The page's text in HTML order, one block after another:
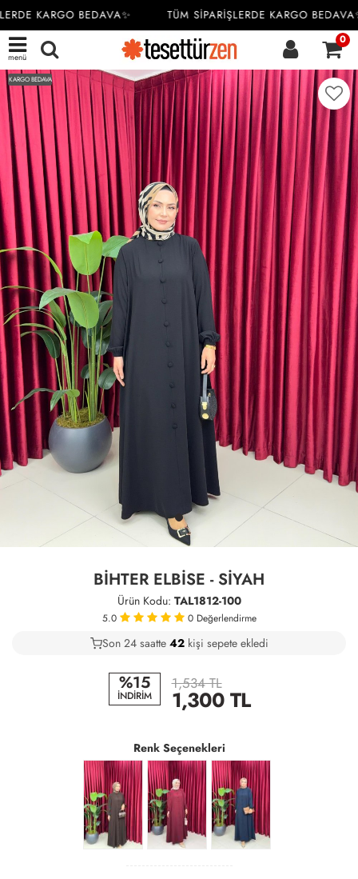
KARGO BEDAVA✨ TÜM SİPARİŞLERDE KARGO BEDAVA✨
menü
0
KARGO BEDAVA
BİHTER ELBİSE - SİYAH
Ürün Kodu: TAL1812-100
5.0 0 Değerlendirme
22
Son 24 saatte 44 kişi sepete ekledi
15
%15
İNDİRİM
1,534 TL
1,300TL
Renk Seçenekleri